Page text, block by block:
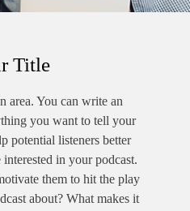
primar în psihiatrie pediatrică,
de familie și cuplu. Despre
Marinescu, vicepreședinte al
publică și siguranță alimentară
European.
Title
area. You can write an
you want to tell your
potential listeners better
in your podcast.
them to hit the play
about? What makes it